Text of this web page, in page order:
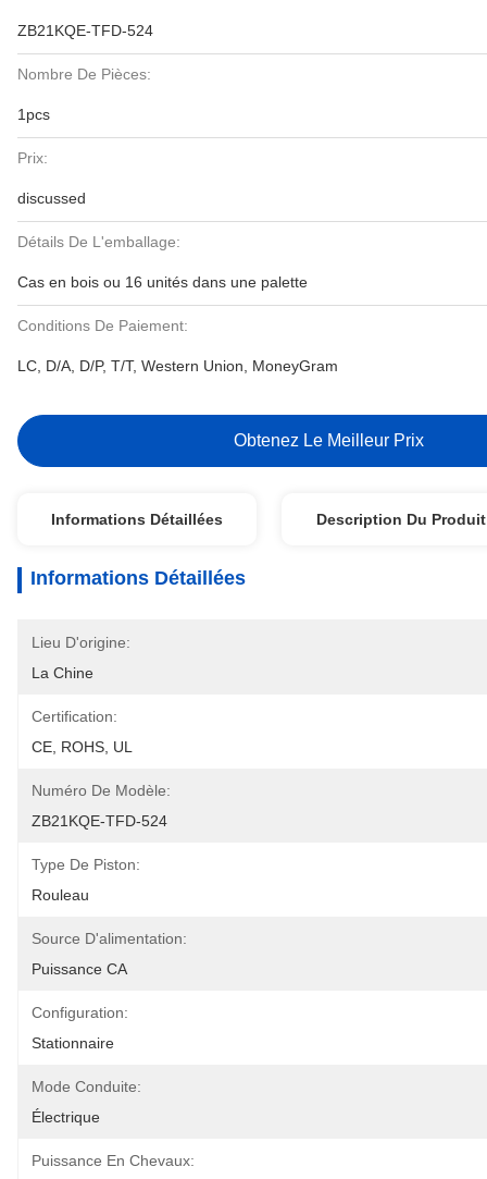
ZB21KQE-TFD-524
Nombre De Pièces:
1pcs
Prix:
discussed
Détails De L'emballage:
Cas en bois ou 16 unités dans une palette
Conditions De Paiement:
LC, D/A, D/P, T/T, Western Union, MoneyGram
Obtenez Le Meilleur Prix
Informations Détaillées Description Du Produit
Informations Détaillées
Lieu D'origine:
La Chine
Certification:
CE, ROHS, UL
Numéro De Modèle:
ZB21KQE-TFD-524
Type De Piston:
Rouleau
Source D'alimentation:
Puissance CA
Configuration:
Stationnaire
Mode Conduite:
Électrique
Puissance En Chevaux: